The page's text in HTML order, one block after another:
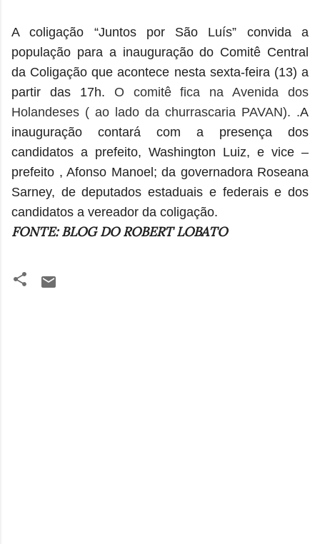
A coligação “Juntos por São Luís” convida a
população para a inauguração do Comitê Central
da Coligação que acontece nesta sexta-feira (13) a
partir das 17h. O comitê fica na Avenida dos
Holandeses ( ao lado da churrascaria PAVAN). .A
inauguração contará com a presença dos
candidatos a prefeito, Washington Luiz, e vice –
prefeito , Afonso Manoel; da governadora Roseana
Sarney, de deputados estaduais e federais e dos
candidatos a vereador da coligação.
FONTE: BLOG DO ROBERT LOBATO